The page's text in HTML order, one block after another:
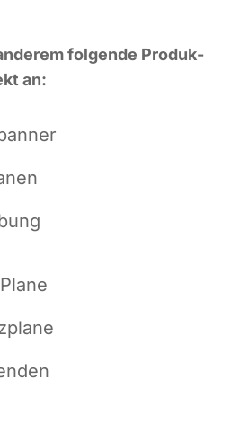
fol­gen­de Pro­duk­
an: